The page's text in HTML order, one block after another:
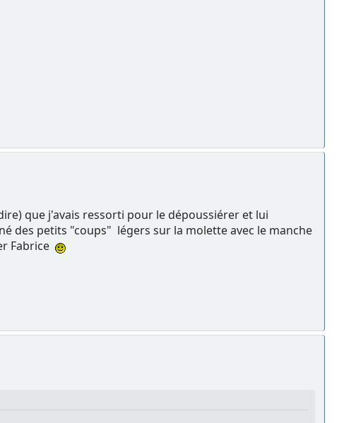
que j'avais ressorti pour le dépoussiérer et lui
des petits "coups" légers sur la molette avec le manche
Fabrice